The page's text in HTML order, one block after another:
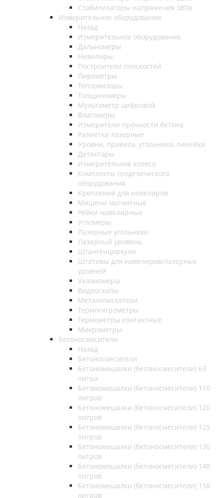
Стабилизаторы напряжения 380в
Измерительное оборудование
Назад
Измерительное оборудование
Дальномеры
Нивелиры
Построители плоскостей
Пирометры
Тепловизоры
Толщиномеры
Мультиметр цифровой
Влагомеры
Измерители прочности бетона
Разметки лазерные
Уровни, правила, угольники, линейки
Детекторы
Измерительное колесо
Комплекты геодезического
оборудования
Крепления для нивелиров
Мишени магнитные
Рейки нивелирные
Угломеры
Лазерные угольники
Лазерный уровень
Штангенциркули
Штативы для нивелиров/лазерных
уровней
Уклономеры
Видеоскопы
Металлоискатели
Термогигрометры
Термометры контактные
Микрометры
Бетоносмесители
Назад
Бетоносмесители
Бетономешалки (бетоносмесители) 63
литра
Бетономешалки (бетоносмесители) 110
литров
Бетономешалки (бетоносмесители) 120
литров
Бетономешалки (бетоносмесители) 125
литров
Бетономешалки (бетоносмесители) 130
литров
Бетономешалки (бетоносмесители) 140
литров
Бетономешалки (бетоносмесители) 150
литров